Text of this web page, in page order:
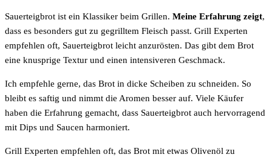
Sauerteigbrot ist ein Klassiker beim Grillen. Meine Erfahrung zeigt,
dass es besonders gut zu gegrilltem Fleisch passt. Grill Experten
empfehlen oft, Sauerteigbrot leicht anzurösten. Das gibt dem Brot
eine knusprige Textur und einen intensiveren Geschmack.
Ich empfehle gerne, das Brot in dicke Scheiben zu schneiden. So
bleibt es saftig und nimmt die Aromen besser auf. Viele Käufer
haben die Erfahrung gemacht, dass Sauerteigbrot auch hervorragend
mit Dips und Saucen harmoniert.
Grill Experten empfehlen oft, das Brot mit etwas Olivenöl zu